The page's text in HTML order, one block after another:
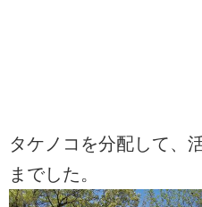
タケノコを分配して、
までした。